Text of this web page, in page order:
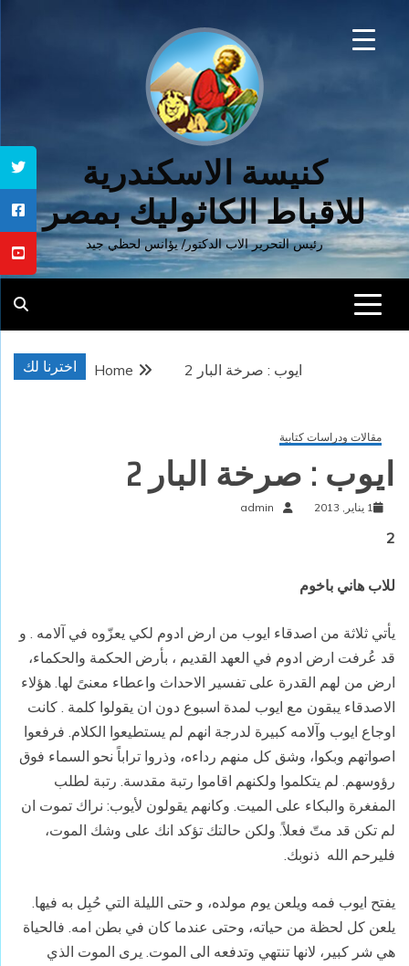
كنيسة الاسكندرية
للاقباط الكاثوليك بمصر
رئيس التحرير الاب الدكتور/ يؤانس لحظي جيد
اخترنا لك Home ايوب : صرخة البار 2
مقالات ودراسات كتابية
ايوب : صرخة البار 2
1 يناير, 2013 admin
2
للاب هاني باخوم
يأتي ثلاثة من اصدقاء ايوب من ارض ادوم لكي يعزّوه في آلامه . و
قد عُرفت ارض ادوم في العهد القديم ، بأرض الحكمة والحكماء،
ارض من لهم القدرة على تفسير الاحداث واعطاء معنىً لها. هؤلاء
الاصدقاء يبقون مع ايوب لمدة اسبوع دون ان يقولوا كلمة . كانت
اوجاع ايوب وآلامه كبيرة لدرجة انهم لم يستطيعوا الكلام. فرفعوا
اصواتهم وبكوا، وشق كل منهم رداءه، وذروا تراباً نحو السماء فوق
رؤوسهم. لم يتكلموا ولكنهم اقاموا رتبة مقدسة. رتبة لطلب
المفغرة والبكاء على الميت. وكانهم يقولون لأيوب: نراك تموت ان
لم تكن قد متّ فعلاً. ولكن حالتك تؤكد انك على وشك الموت،
فليرحم الله ذنوبك.
يفتح ايوب فمه ويلعن يوم مولده، و حتى الليلة التي حُبِل به فيها.
يلعن كل لحظة من حياته، وحتى عندما كان في بطن امه. فالحياة
هي شر كبير، لانها تنتهي وتدفعه الى الموت. يرى الموت الذي